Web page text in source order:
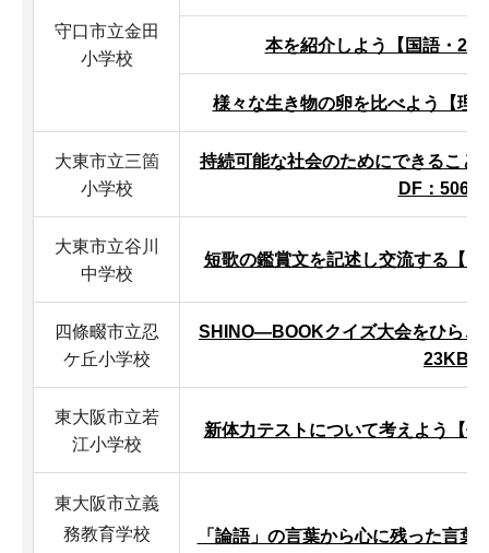
守口市立金田
小学校
本を紹介しよう【国語・2
様々な生き物の卵を比べよう【理
大東市立三箇
小学校
持続可能な社会のためにできること
DF：
大東市立谷川
中学校
短歌の鑑賞文を記述し交流する【
四條畷市立忍
ケ丘小学校
SHINO―BOOKクイズ大会をひらこ
23KB）
東大阪市立若
江小学校
新体力テストについて考えよう【
東大阪市立義
務教育学校
「論語」の言葉から心に残った言